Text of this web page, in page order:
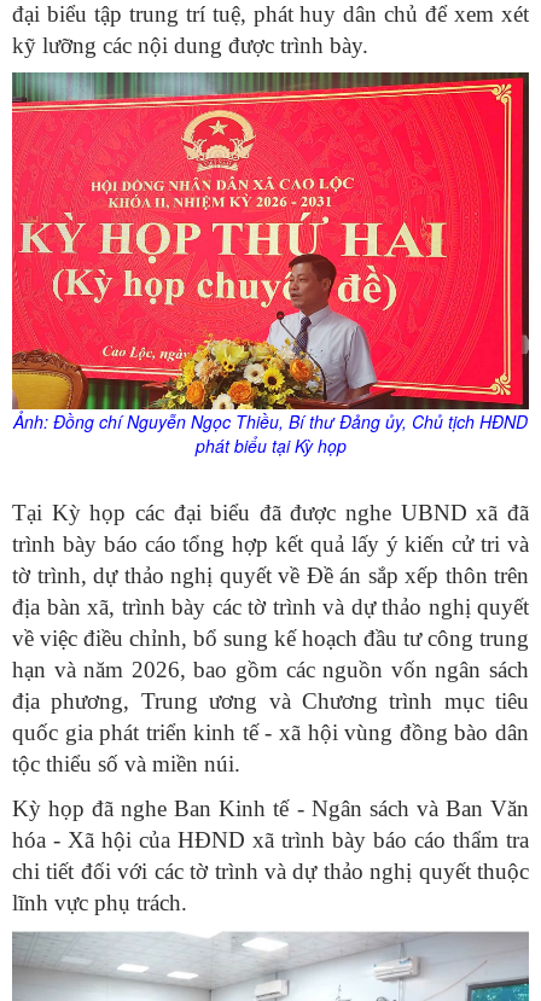
đại biểu tập trung trí tuệ, phát huy dân chủ để xem xét
kỹ lưỡng các nội dung được trình bày.
Ảnh: Đồng chí Nguyễn Ngọc Thiều, Bí thư Đảng ủy, Chủ tịch HĐND
phát biểu tại Kỳ họp
Tại Kỳ họp các đại biểu đã được nghe UBND xã đã
trình bày báo cáo tổng hợp kết quả lấy ý kiến cử tri và
tờ trình, dự thảo nghị quyết về Đề án sắp xếp thôn trên
địa bàn xã, trình bày các tờ trình và dự thảo nghị quyết
về việc điều chỉnh, bổ sung kế hoạch đầu tư công trung
hạn và năm 2026, bao gồm các nguồn vốn ngân sách
địa phương, Trung ương và Chương trình mục tiêu
quốc gia phát triển kinh tế - xã hội vùng đồng bào dân
tộc thiểu số và miền núi.
Kỳ họp đã nghe Ban Kinh tế - Ngân sách và Ban Văn
hóa - Xã hội của HĐND xã trình bày báo cáo thẩm tra
chi tiết đối với các tờ trình và dự thảo nghị quyết thuộc
lĩnh vực phụ trách.